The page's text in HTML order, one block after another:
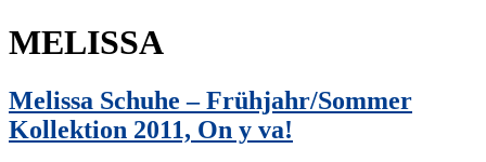
MELISSA
Melissa Schuhe – Frühjahr/Sommer
Kollektion 2011, On y va!